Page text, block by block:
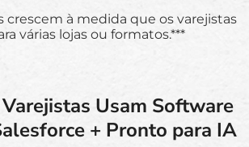
crescem à medida que os varejistas
várias lojas ou formatos.***
Usam Software
+ Pronto para IA